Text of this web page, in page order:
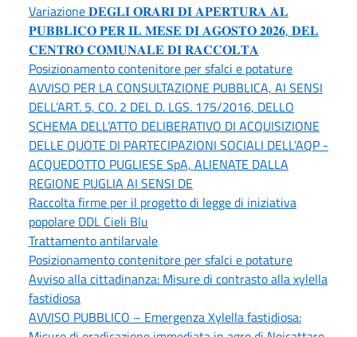
Variazione 𝐃𝐄𝐆𝐋𝐈 𝐎𝐑𝐀𝐑𝐈 𝐃𝐈 𝐀𝐏𝐄𝐑𝐓𝐔𝐑𝐀 𝐀𝐋
𝐏𝐔𝐁𝐁𝐋𝐈𝐂𝐎 𝐏𝐄𝐑 𝐈𝐋 𝐌𝐄𝐒𝐄 𝐃𝐈 𝐀𝐆𝐎𝐒𝐓𝐎 𝟐𝟎𝟐𝟔, 𝐃𝐄𝐋
𝐂𝐄𝐍𝐓𝐑𝐎 𝐂𝐎𝐌𝐔𝐍𝐀𝐋𝐄 𝐃𝐈 𝐑𝐀𝐂𝐂𝐎𝐋𝐓𝐀
Posizionamento contenitore per sfalci e potature
AVVISO PER LA CONSULTAZIONE PUBBLICA, AI SENSI
DELL’ART. 5, CO. 2 DEL D. LGS. 175/2016, DELLO
SCHEMA DELL’ATTO DELIBERATIVO DI ACQUISIZIONE
DELLE QUOTE DI PARTECIPAZIONI SOCIALI DELL’AQP -
ACQUEDOTTO PUGLIESE SpA, ALIENATE DALLA
REGIONE PUGLIA AI SENSI DE
Raccolta firme per il progetto di legge di iniziativa
popolare DDL Cieli Blu
Trattamento antilarvale
Posizionamento contenitore per sfalci e potature
Avviso alla cittadinanza: Misure di contrasto alla xylella
fastidiosa
AVVISO PUBBLICO – Emergenza Xylella fastidiosa: